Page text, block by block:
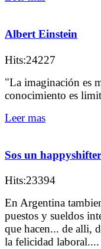
Albert Einstein
Hits:24227
"La imaginación es
conocimiento es
Leer mas
Sos un
Hits:23394
En Argentina
puestos y sueldos
que hacen... de alli,
la felicidad laboral....